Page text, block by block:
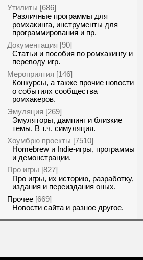
Утилиты [686]
Различные программы для
ромхакинга, инструменты для
программирования и пр.
Документация [90]
Статьи и пособия по ромхакингу и
переводу игр.
Мероприятия [146]
Конкурсы, а также прочие новости
о событиях сообщества
ромхакеров.
Эмуляция [269]
Эмуляторы, дампинг и близкие
темы. В т.ч. симуляция.
Хоумбрю проекты [7510]
Homebrew и Indie-игры, программы
и демонстрации.
Про игры [827]
Про игры, их историю, разработку,
издания и переиздания оных.
Прочее [669]
Новости сайта и разное другое.